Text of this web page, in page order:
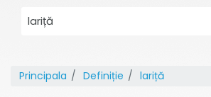
Principala Definiție lariță